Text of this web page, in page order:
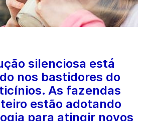
silenciosa está
nos bastidores do
As fazendas
estão adotando
para atingir novos